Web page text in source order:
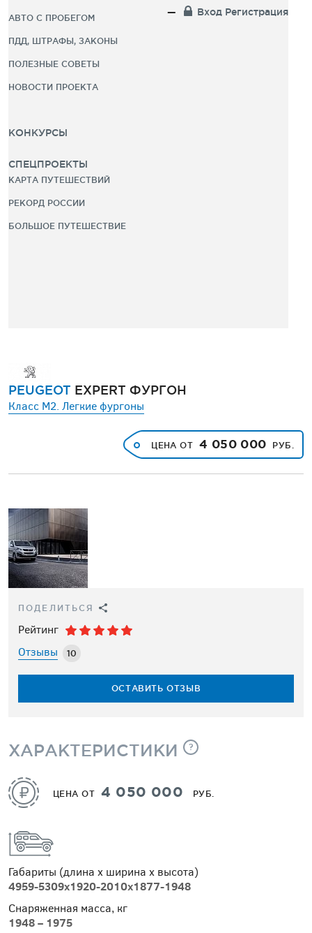
АВТО С ПРОБЕГОМ
ПДД, ШТРАФЫ, ЗАКОНЫ
ПОЛЕЗНЫЕ СОВЕТЫ
НОВОСТИ ПРОЕКТА
КОНКУРСЫ
СПЕЦПРОЕКТЫ
КАРТА ПУТЕШЕСТВИЙ
РЕКОРД РОССИИ
БОЛЬШОЕ ПУТЕШЕСТВИЕ
Вход Регистрация
PEUGEOT EXPERT ФУРГОН
Класс M2. Легкие фургоны
ЦЕНА ОТ 4 050 000 РУБ.
ПОДЕЛИТЬСЯ
Рейтинг
Отзывы
10
ОСТАВИТЬ ОТЗЫВ
ХАРАКТЕРИСТИКИ ?
ЦЕНА ОТ 4 050 000 РУБ.
Габариты (длина х ширина х высота)
4959-5309х1920-2010х1877-1948
Снаряженная масса, кг
1948 – 1975